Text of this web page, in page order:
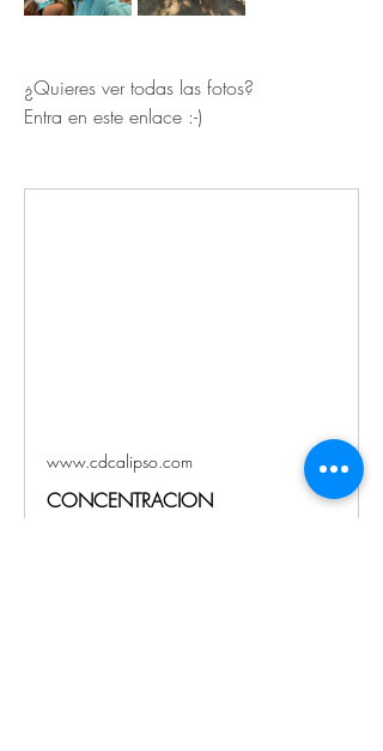
¿Quieres ver todas las fotos?
Entra en este enlace :-)
www.cdcalipso.com
CONCENTRACION